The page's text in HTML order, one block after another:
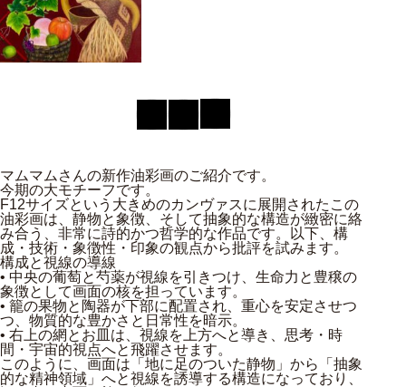
マムマムさんの新作油彩画のご紹介です。
今期の大モチーフです。
F12サイズという大きめのカンヴァスに展開されたこの
油彩画は、静物と象徴、そして抽象的な構造が緻密に絡
み合う、非常に詩的かつ哲学的な作品です。以下、構
成・技術・象徴性・印象の観点から批評を試みます。
構成と視線の導線
• 中央の葡萄と芍薬が視線を引きつけ、生命力と豊穣の
象徴として画面の核を担っています。
• 籠の果物と陶器が下部に配置され、重心を安定させつ
つ、物質的な豊かさと日常性を暗示。
• 右上の網とお皿は、視線を上方へと導き、思考・時
間・宇宙的視点へと飛躍させます。
このように、画面は「地に足のついた静物」から「抽象
的な精神領域」へと視線を誘導する構造になっており、